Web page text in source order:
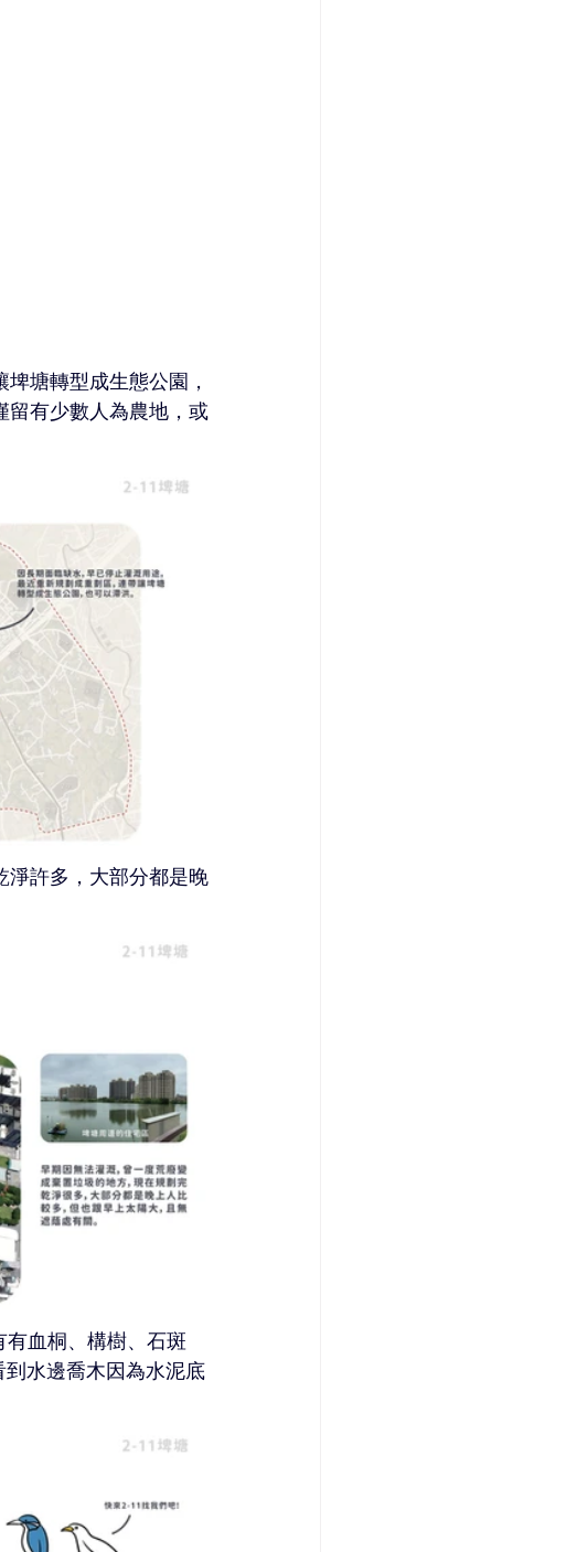
塘轉型成生態公園，
留有少數人為農地，或
淨許多，大部分都是晚
血桐、構樹、石斑
水邊喬木因為水泥底